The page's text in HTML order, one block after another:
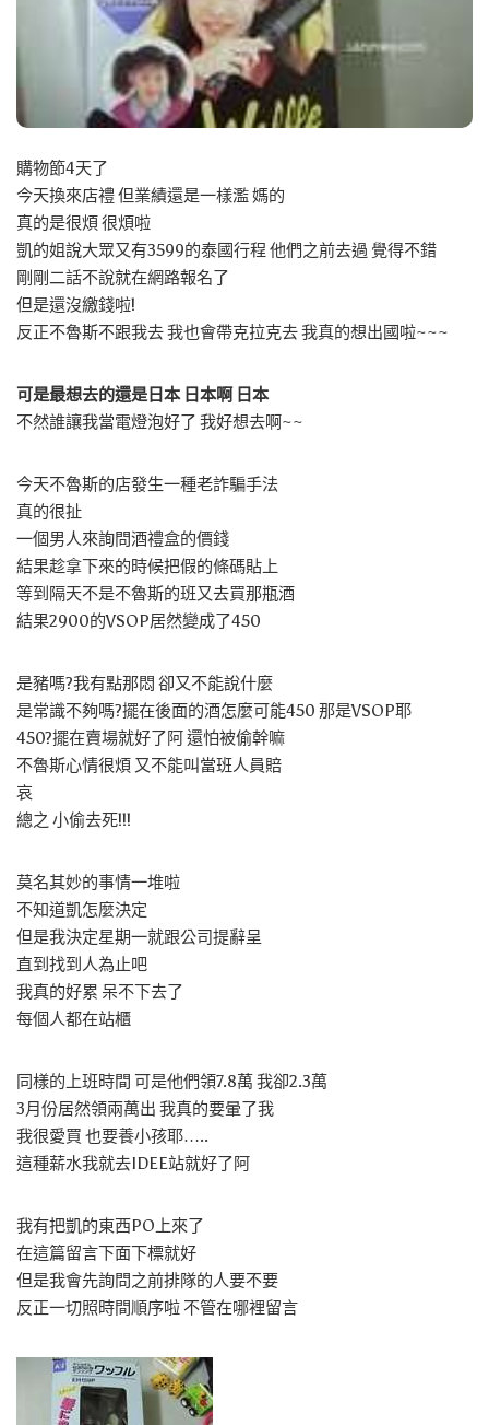
購物節4天了
今天換來店禮 但業績還是一樣濫 媽的
真的是很煩 很煩啦
凱的姐說大眾又有3599的泰國行程 他們之前去過 覺得不錯
剛剛二話不說就在網路報名了
但是還沒繳錢啦!
反正不魯斯不跟我去 我也會帶克拉克去 我真的想出國啦~~~
可是最想去的還是日本 日本啊 日本
不然誰讓我當電燈泡好了 我好想去啊~~
今天不魯斯的店發生一種老詐騙手法
真的很扯
一個男人來詢問酒禮盒的價錢
結果趁拿下來的時候把假的條碼貼上
等到隔天不是不魯斯的班又去買那瓶酒
結果2900的VSOP居然變成了450
是豬嗎?我有點那悶 卻又不能說什麼
是常識不夠嗎?擺在後面的酒怎麼可能450 那是VSOP耶
450?擺在賣場就好了阿 還怕被偷幹嘛
不魯斯心情很煩 又不能叫當班人員賠
哀
總之 小偷去死!!!
莫名其妙的事情一堆啦
不知道凱怎麼決定
但是我決定星期一就跟公司提辭呈
直到找到人為止吧
我真的好累 呆不下去了
每個人都在站櫃
同樣的上班時間 可是他們領7.8萬 我卻2.3萬
3月份居然領兩萬出 我真的要暈了我
我很愛買 也要養小孩耶…..
這種薪水我就去IDEE站就好了阿
我有把凱的東西PO上來了
在這篇留言下面下標就好
但是我會先詢問之前排隊的人要不要
反正一切照時間順序啦 不管在哪裡留言